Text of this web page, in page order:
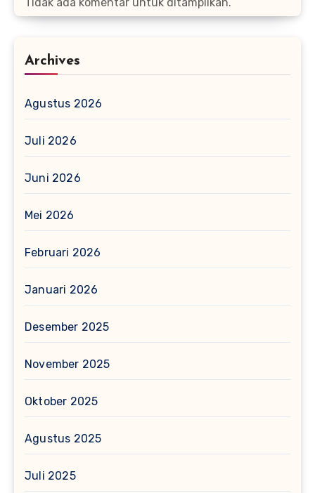
Archives
Agustus 2026
Juli 2026
Juni 2026
Mei 2026
Februari 2026
Januari 2026
Desember 2025
November 2025
Oktober 2025
Agustus 2025
Juli 2025